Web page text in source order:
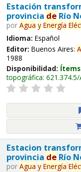
Estación
provincia deRío
por Agua y Energía
Idioma: Español
Editor: Buenos Aires:
1988
Disponibilidad:
topográfica:
Estacion
provincia deRío
por Agua y Energía